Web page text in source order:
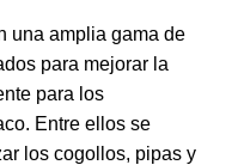
una amplia gama de
para mejorar la
para los
Entre ellos se
los cogollos, pipas y